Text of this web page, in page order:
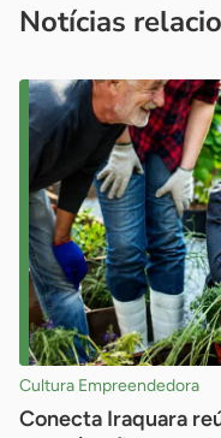
Notícias
Cultura Empreendedora
Conecta Iraquara